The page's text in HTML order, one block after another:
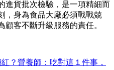
進貨批次檢驗，是一項精細而
，身為食品大廠必須戰戰兢
客不斷升級服務的責任。
？營養師：吃對這１件事，